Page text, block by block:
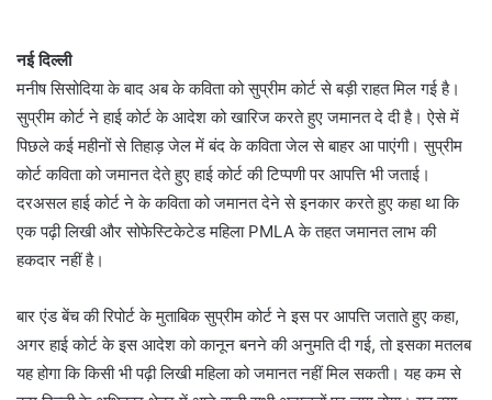
नई दिल्ली
मनीष सिसोदिया के बाद अब के कविता को सुप्रीम कोर्ट से बड़ी राहत मिल गई है।
सुप्रीम कोर्ट ने हाई कोर्ट के आदेश को खारिज करते हुए जमानत दे दी है। ऐसे में
पिछले कई महीनों से तिहाड़ जेल में बंद के कविता जेल से बाहर आ पाएंगी। सुप्रीम
कोर्ट कविता को जमानत देते हुए हाई कोर्ट की टिप्पणी पर आपत्ति भी जताई।
दरअसल हाई कोर्ट ने के कविता को जमानत देने से इनकार करते हुए कहा था कि
एक पढ़ी लिखी और सोफेस्टिकेटेड महिला PMLA के तहत जमानत लाभ की
हकदार नहीं है।
बार एंड बेंच की रिपोर्ट के मुताबिक सुप्रीम कोर्ट ने इस पर आपत्ति जताते हुए कहा,
अगर हाई कोर्ट के इस आदेश को कानून बनने की अनुमति दी गई, तो इसका मतलब
यह होगा कि किसी भी पढ़ी लिखी महिला को जमानत नहीं मिल सकती। यह कम से